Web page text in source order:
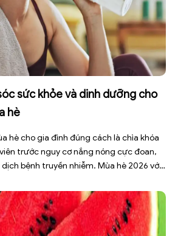
sức khỏe và dinh dưỡng cho
hè
hè cho gia đình đúng cách là chìa khóa
trước nguy cơ nắng nóng cực đoan,
bệnh truyền nhiễm. Mùa hè 2026 với